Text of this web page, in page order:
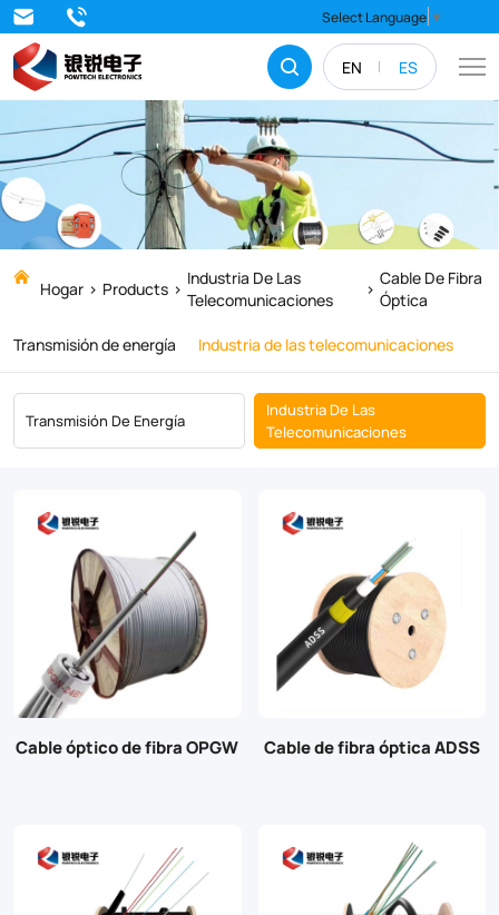
EN ES
Select Language ▼
Cable
de
fibra
óptica
Hogar Products
Industria De Las
Telecomunicaciones
Cable De Fibra
Óptica
Transmisión de energía
Industria de las telecomunicaciones
Transmisión De Energía
Industria De Las
Telecomunicaciones
Cable óptico de fibra OPGW Cable de fibra óptica ADSS